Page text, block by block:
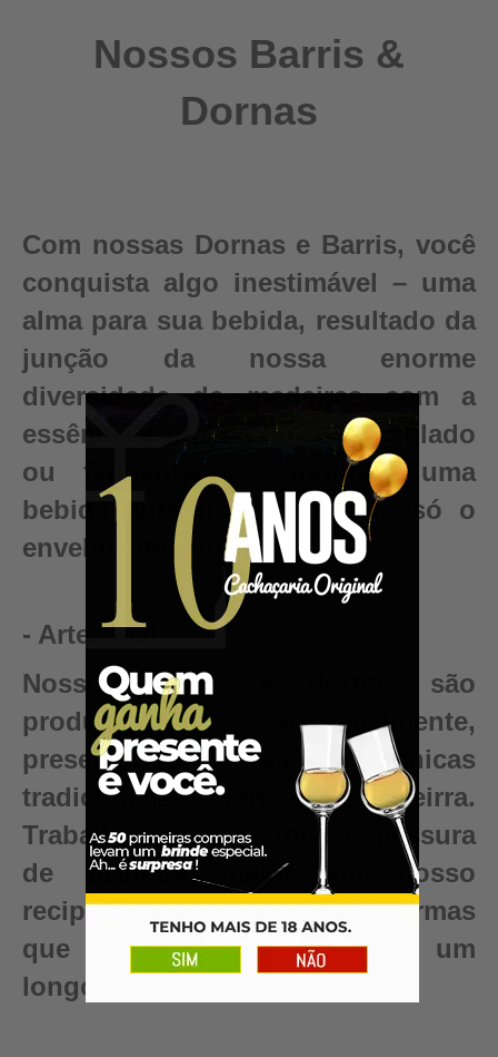
Nossos Barris &
Dornas
Com nossas Dornas e Barris, você
conquista algo inestimável – uma
alma para sua bebida, resultado da
junção da nossa enorme
diversidade de madeiras com a
essência e pureza do seu destilado
ou fermentado. Conquiste uma
bebida autêntica, valor que só o
envelhecimento pode criar.
- Artesanal
Nossos barris e dornas são
produzidos artesanalmente,
preservando as técnicas
tradicionais da Tanoaria Brasileirra.
Trabalhamos com uma espessura
de madeira maior em nosso
recipientes para garantir reformas
que renovam seu barril para um
longo período de uso.